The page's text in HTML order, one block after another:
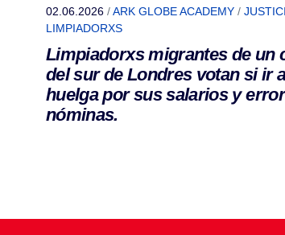
02.06.2026 /ARK GLOBE ACADEMY /
LIMPIADORXS
Limpiadorxs migrantes de un
del sur de Londres votan si ir
huelga por sus salarios y
nóminas.